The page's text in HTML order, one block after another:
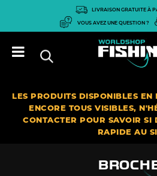
Panneau de gestion des cookies
LIVRAISON GRATUITE À
VOUS AVEZ UNE QUESTION ?
LES PRODUITS DISPONIBLES EN
ENCORE TOUS VISIBLES,
CONTACTER POUR SAVOIR SI
RAPIDE AU